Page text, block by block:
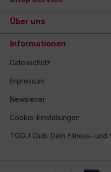
Über uns
Informationen
Datenschutz
Impressum
Newsletter
Cookie-Einstellungen
TOGU Club: Dein Fitness- und